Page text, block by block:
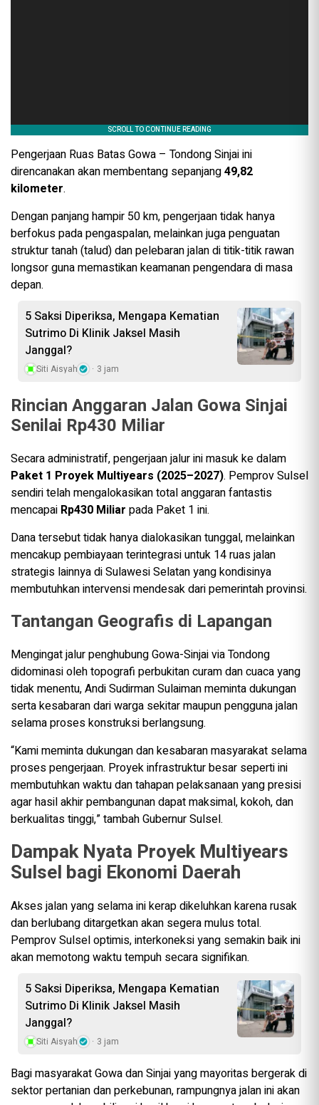
Pengerjaan Ruas Batas Gowa – Tondong Sinjai ini
direncanakan akan membentang sepanjang49,82
kilometer.
Dengan panjang hampir 50 km, pengerjaan tidak hanya
berfokus pada pengaspalan, melainkan juga penguatan
struktur tanah (talud) dan pelebaran jalan di titik-titik rawan
longsor guna memastikan keamanan pengendara di masa
depan.
5 Saksi Diperiksa, Mengapa Kematian
Sutrimo Di Klinik Jaksel Masih
Janggal?
Siti Aisyah 3 jam
Rincian Anggaran Jalan Gowa Sinjai
Senilai Rp430 Miliar
Secara administratif, pengerjaan jalur ini masuk ke dalam
Paket 1 Proyek Multiyears (2025–2027). Pemprov Sulsel
sendiri telah mengalokasikan total anggaran fantastis
mencapai Rp430 Miliar pada Paket 1 ini.
Dana tersebut tidak hanya dialokasikan tunggal, melainkan
mencakup pembiayaan terintegrasi untuk 14 ruas jalan
strategis lainnya di Sulawesi Selatan yang kondisinya
membutuhkan intervensi mendesak dari pemerintah provinsi.
Tantangan Geografis di Lapangan
Mengingat jalur penghubung Gowa-Sinjai via Tondong
didominasi oleh topografi perbukitan curam dan cuaca yang
tidak menentu, Andi Sudirman Sulaiman meminta dukungan
serta kesabaran dari warga sekitar maupun pengguna jalan
selama proses konstruksi berlangsung.
“Kami meminta dukungan dan kesabaran masyarakat selama
proses pengerjaan. Proyek infrastruktur besar seperti ini
membutuhkan waktu dan tahapan pelaksanaan yang presisi
agar hasil akhir pembangunan dapat maksimal, kokoh, dan
berkualitas tinggi,” tambah Gubernur Sulsel.
Dampak Nyata Proyek Multiyears
Sulsel bagi Ekonomi Daerah
Akses jalan yang selama ini kerap dikeluhkan karena rusak
dan berlubang ditargetkan akan segera mulus total.
Pemprov Sulsel optimis, interkoneksi yang semakin baik ini
akan memotong waktu tempuh secara signifikan.
5 Saksi Diperiksa, Mengapa Kematian
Sutrimo Di Klinik Jaksel Masih
Janggal?
Siti Aisyah 3 jam
Bagi masyarakat Gowa dan Sinjai yang mayoritas bergerak di
sektor pertanian dan perkebunan, rampungnya jalan ini akan